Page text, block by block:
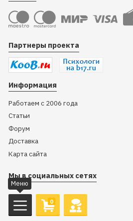
Партнеры проекта
Информация
Работаем с 2006 года
Статьи
Форум
Доставка
Карта сайта
Мы в социальных сетях
Меню
0